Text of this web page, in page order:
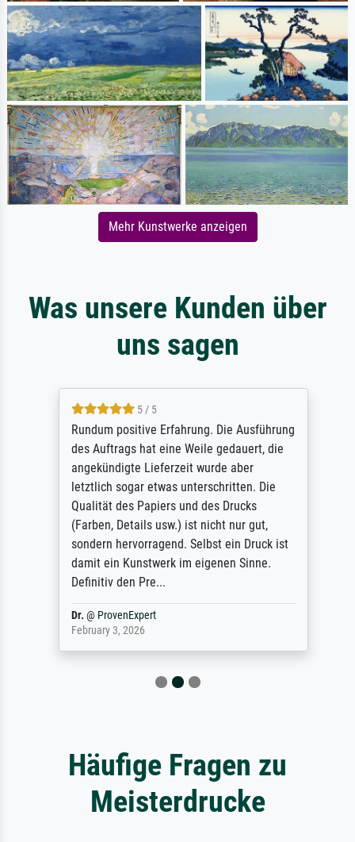
Mehr Kunstwerke anzeigen
Was unsere Kunden über
uns sagen
5 / 5
Rundum positive Erfahrung. Die Ausführung
des Auftrags hat eine Weile gedauert, die
angekündigte Lieferzeit wurde aber
letztlich sogar etwas unterschritten. Die
Qualität des Papiers und des Drucks
(Farben, Details usw.) ist nicht nur gut,
sondern hervorragend. Selbst ein Druck ist
damit ein Kunstwerk im eigenen Sinne.
Definitiv den Pre...
Dr.@ProvenExpert
February 3, 2026
Häufige Fragen zu
Meisterdrucke